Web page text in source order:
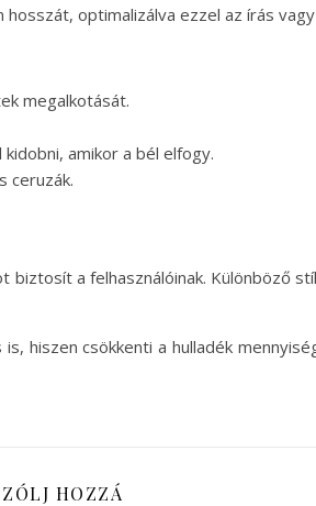
optimalizálva ezzel az írás
megalkotását.
amikor a bél elfogy.
ceruzák.
a felhasználóinak. Különböző
hiszen csökkenti a hulladék
HOZZÁ